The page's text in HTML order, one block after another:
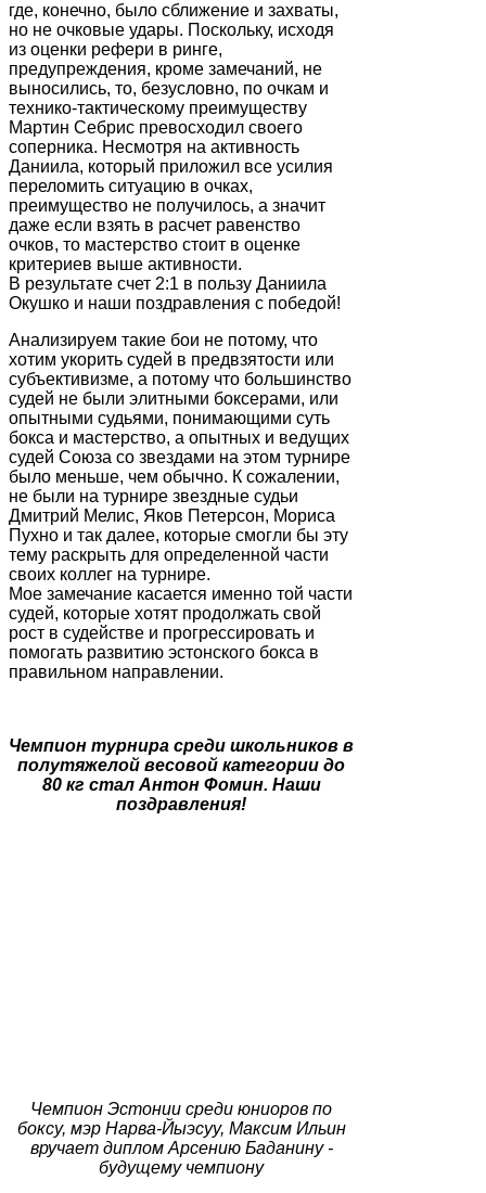
где, конечно, было сближение и захваты,
но не очковые удары. Поскольку, исходя
из оценки рефери в ринге,
предупреждения, кроме замечаний, не
выносились, то, безусловно, по очкам и
технико-тактическому преимуществу
Мартин Себрис превосходил своего
соперника. Несмотря на активность
Даниила, который приложил все усилия
переломить ситуацию в очках,
преимущество не получилось, а значит
даже если взять в расчет равенство
очков, то мастерство стоит в оценке
критериев выше активности.
В результате счет 2:1 в пользу Даниила
Окушко и наши поздравления с победой!
Анализируем такие бои не потому, что
хотим укорить судей в предвзятости или
субъективизме, а потому что большинство
судей не были элитными боксерами, или
опытными судьями, понимающими суть
бокса и мастерство, а опытных и ведущих
судей Союза со звездами на этом турнире
было меньше, чем обычно. К сожалении,
не были на турнире звездные судьи
Дмитрий Мелис, Яков Петерсон, Мориса
Пухно и так далее, которые смогли бы эту
тему раскрыть для определенной части
своих коллег на турнире.
Мое замечание касается именно той части
судей, которые хотят продолжать свой
рост в судействе и прогрессировать и
помогать развитию эстонского бокса в
правильном направлении.
Чемпион турнира среди школьников в
полутяжелой весовой категории до
80 кг стал Антон Фомин. Наши
поздравления!
Чемпион Эстонии среди юниоров по
боксу, мэр Нарва-Йыэсуу, Максим Ильин
вручает диплом Арсению Баданину -
будущему чемпиону